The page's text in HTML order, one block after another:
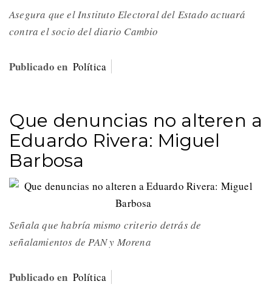
Asegura que el Instituto Electoral del Estado actuará
contra el socio del diario Cambio
Publicado en Política
Que denuncias no alteren a
Eduardo Rivera: Miguel
Barbosa
Señala que habría mismo criterio detrás de
señalamientos de PAN y Morena
Publicado en Política